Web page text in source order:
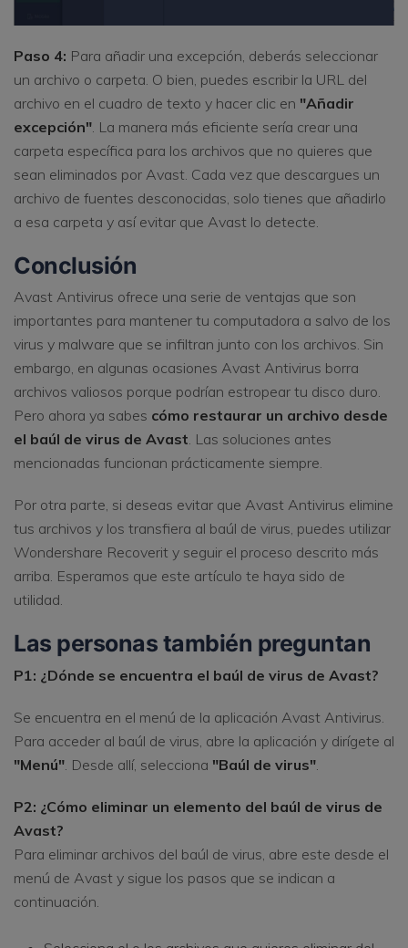
Paso 4: Para añadir una excepción, deberás seleccionar
un archivo o carpeta. O bien, puedes escribir la URL del
archivo en el cuadro de texto y hacer clic en "Añadir
excepción" . La manera más eficiente sería crear una
carpeta específica para los archivos que no quieres que
sean eliminados por Avast. Cada vez que descargues un
archivo de fuentes desconocidas, solo tienes que añadirlo
a esa carpeta y así evitar que Avast lo detecte.
Conclusión
Avast Antivirus ofrece una serie de ventajas que son
importantes para mantener tu computadora a salvo de los
virus y malware que se infiltran junto con los archivos. Sin
embargo, en algunas ocasiones Avast Antivirus borra
archivos valiosos porque podrían estropear tu disco duro.
Pero ahora ya sabes cómo restaurar un archivo desde
el baúl de virus de Avast. Las soluciones antes
mencionadas funcionan prácticamente siempre.
Por otra parte, si deseas evitar que Avast Antivirus elimine
tus archivos y los transfiera al baúl de virus, puedes utilizar
Wondershare Recoverit y seguir el proceso descrito más
arriba. Esperamos que este artículo te haya sido de
utilidad.
Las personas también preguntan
P1: ¿Dónde se encuentra el baúl de virus de Avast?
Se encuentra en el menú de la aplicación Avast Antivirus.
Para acceder al baúl de virus, abre la aplicación y dirígete al
"Menú" . Desde allí, selecciona "Baúl de virus"
P2: ¿Cómo eliminar un elemento del baúl de virus de
Avast?
Para eliminar archivos del baúl de virus, abre este desde el
menú de Avast y sigue los pasos que se indican a
continuación.